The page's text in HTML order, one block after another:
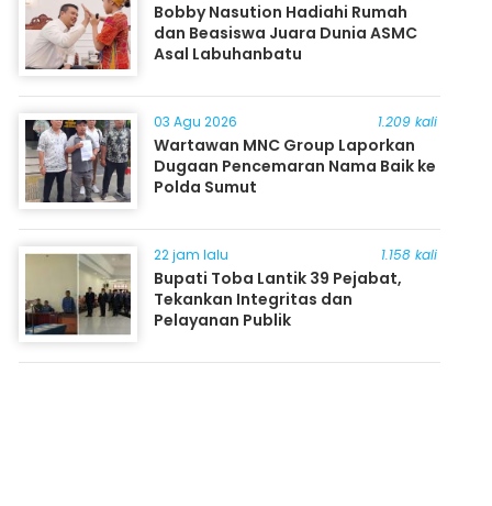
Bobby Nasution Hadiahi Rumah
dan Beasiswa Juara Dunia ASMC
Asal Labuhanbatu
03 Agu 2026 1.209 kali
Wartawan MNC Group Laporkan
Dugaan Pencemaran Nama Baik ke
Polda Sumut
22 jam lalu 1.158 kali
Bupati Toba Lantik 39 Pejabat,
Tekankan Integritas dan
Pelayanan Publik